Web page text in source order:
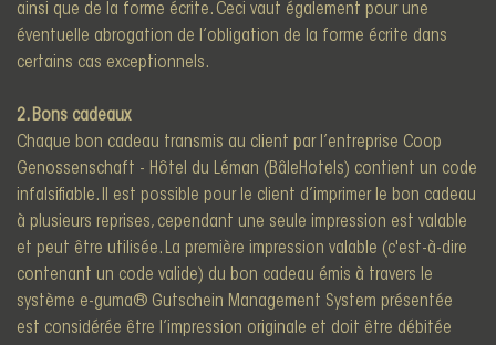
ainsi que de la forme écrite. Ceci vaut également pour une
éventuelle abrogation de l’obligation de la forme écrite dans
certains cas exceptionnels.
2. Bons cadeaux
Chaque bon cadeau transmis au client par l’entreprise Coop
Genossenschaft - Hôtel du Léman (BâleHotels) contient un code
infalsifiable. Il est possible pour le client d’imprimer le bon cadeau
à plusieurs reprises, cependant une seule impression est valable
et peut être utilisée. La première impression valable (c'est-à-dire
contenant un code valide) du bon cadeau émis à travers le
système e-guma® Gutschein Management System présentée
est considérée être l’impression originale et doit être débitée